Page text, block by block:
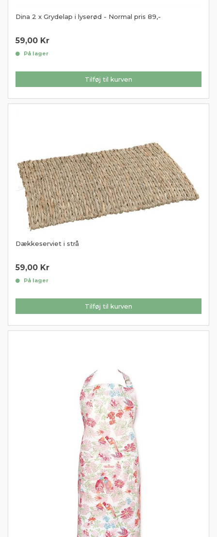
Dina 2 x Grydelap i lyserød - Normal pris 89,-
59,00 Kr
På lager
Tilføj til kurven
Dækkeserviet i strå
59,00 Kr
På lager
Tilføj til kurven